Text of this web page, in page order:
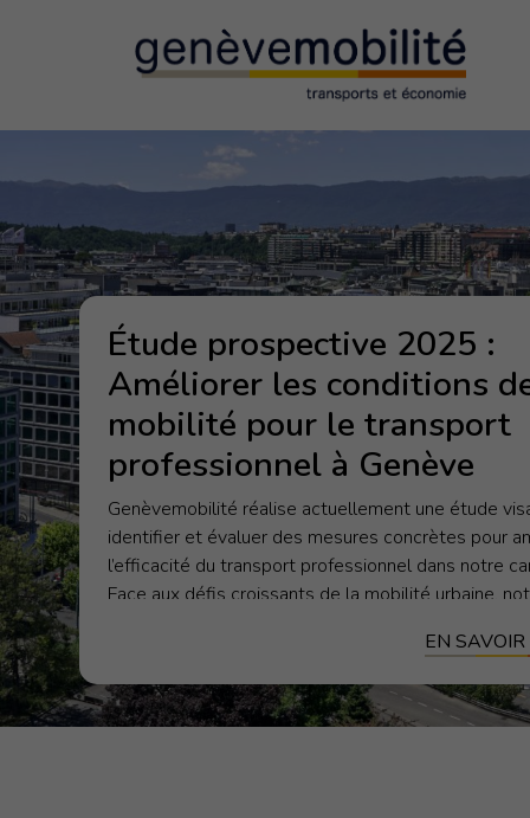
EXPERTISES
Transports professionnel
Hiérarchisation du réseau
Accès aux commerces et aux loisirs
Gestion de l’espace public
Étude prospective 2025 :
Améliorer les conditions
mobilité pour le transport
professionnel à Genève
Genèvemobilité réalise actuellement une étude
identifier et évaluer des mesures concrètes pour
l’efficacité du transport professionnel dans notre
Face aux défis croissants de la mobilité urbaine,
une recherche approfondie et déterminer la
mesures de priorisation du transport
EN